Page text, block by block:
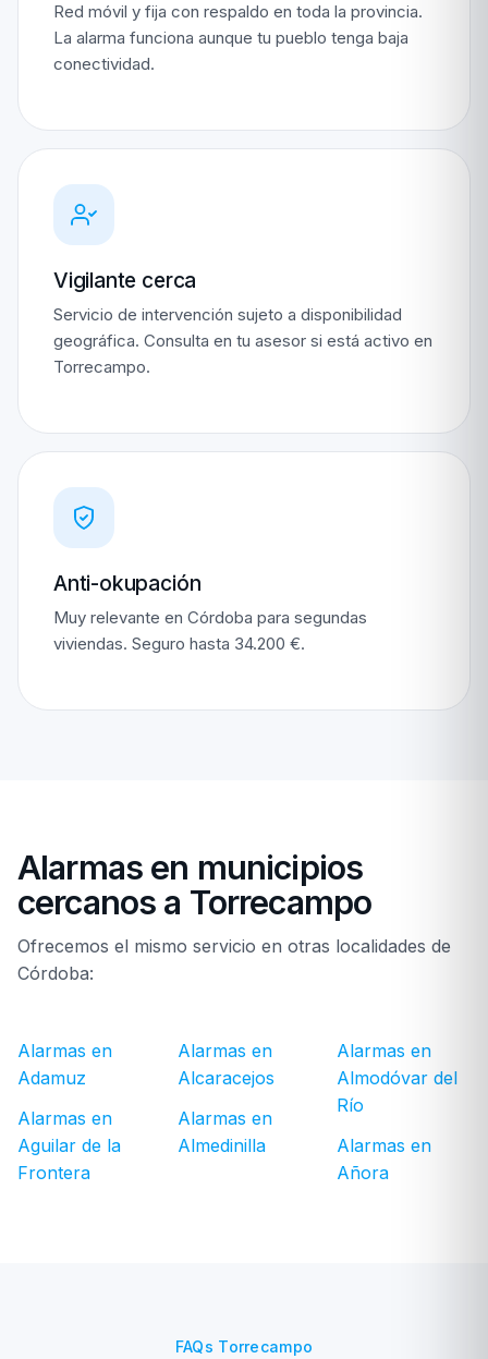
Red móvil y fija con respaldo en toda la provincia.
La alarma funciona aunque tu pueblo tenga baja
conectividad.
Vigilante cerca
Servicio de intervención sujeto a disponibilidad
geográfica. Consulta en tu asesor si está activo en
Torrecampo.
Anti-okupación
Muy relevante en Córdoba para segundas
viviendas. Seguro hasta 34.200 €.
Alarmas en municipios
cercanos a Torrecampo
Ofrecemos el mismo servicio en otras localidades de
Córdoba:
Alarmas en
Adamuz
Alarmas en
Aguilar de la
Frontera
Alarmas en
Alcaracejos
Alarmas en
Almedinilla
Alarmas en
Almodóvar del
Río
Alarmas en
Añora
FAQs Torrecampo